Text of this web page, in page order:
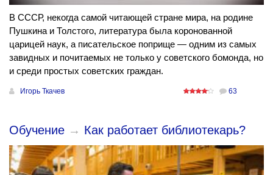
В СССР, некогда самой читающей стране мира, на родине
Пушкина и Толстого, литература была коронованной
царицей наук, а писательское поприще — одним из самых
завидных и почитаемых не только у советского бомонда, но
и среди простых советских граждан.
Игорь Ткачев 63
Обучение → Как работает библиотекарь?